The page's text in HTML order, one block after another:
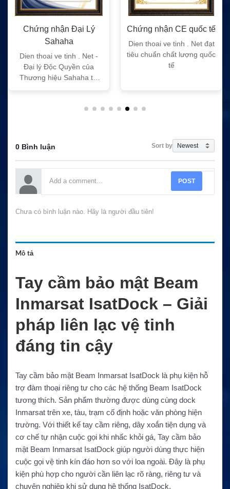
Chứng nhận Đại Lý
Sahaha
Dien thoai ve tinh . Net -
Đại lý Độc Quyền của
Thương hiệu Sahaha tại
Chứng nhận CE quốc tế
Dien thoai ve tinh . Net đạt
tiêu chuẩn chất lượng quốc
tế
0 Bình luận Sort by
POST
Chưa có bình luận nào. Hãy là người đầu tiên!
Mô tả
Tay cầm bảo mật Beam
Inmarsat IsatDock – Giải
pháp liên lạc vệ tinh
đáng tin cậy
Tay cầm bảo mật Beam Inmarsat IsatDock là phụ kiện hỗ
trợ đàm thoại riêng tư cho các hệ thống Beam IsatDock
tương thích. Sản phẩm thường được dùng cùng dock
Inmarsat trên xe, tàu, trạm cố định hoặc văn phòng hiện
trường. Với thiết kế tay cầm riêng, dây xoắn tiện dụng và
cơ chế tự nhận cuộc gọi khi nhấc khỏi gá, Tay cầm bảo
mật Beam Inmarsat IsatDock giúp người dùng thực hiện
cuộc gọi vệ tinh kín đáo hơn so với loa ngoài. Đây là phụ
kiện phù hợp cho người cần liên lạc rõ ràng, riêng tư và
chuyên nghiệp khi sử dụng hệ thống IsatDock.